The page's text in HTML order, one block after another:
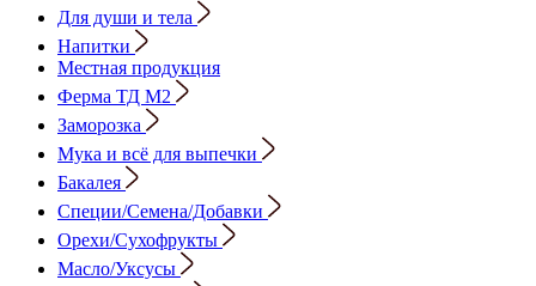
Для души и тела
Напитки
Местная продукция
Ферма ТД М2
Заморозка
Мука и всё для выпечки
Бакалея
Специи/Семена/Добавки
Орехи/Сухофрукты
Масло/Уксусы